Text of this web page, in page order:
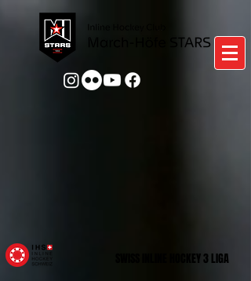
SWISS INLINE HOCKEY 3 LIGA